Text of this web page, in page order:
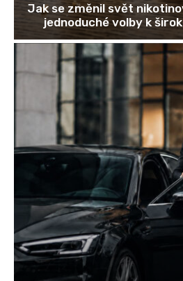
Jak se změnil svět
jednoduché volby k